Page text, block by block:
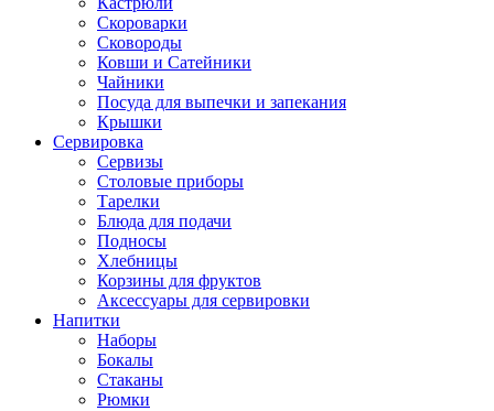
Скороварки
Сковороды
Ковши и Сатейники
Чайники
Посуда для выпечки и запекания
Крышки
Сервировка
Сервизы
Столовые приборы
Тарелки
Блюда для подачи
Подносы
Хлебницы
Корзины для фруктов
Аксессуары для сервировки
Напитки
Наборы
Бокалы
Стаканы
Рюмки